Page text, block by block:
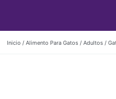
Inicio / Alimento Para Gatos / Adultos /